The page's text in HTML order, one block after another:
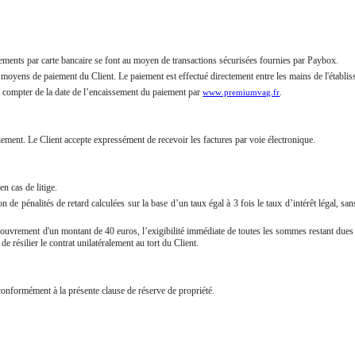
par carte bancaire se font au moyen de transactions sécurisées fournies par Paybox.
de paiement du Client. Le paiement est effectué directement entre les mains de
de la date de l’encaissement du paiement par www.premiumvag.fr
Le Client accepte expressément de recevoir les factures par voie électronique.
cas de litige.
pénalités de retard calculées sur la base d’un taux égal à 3 fois le taux d’intérêt légal,
d'un montant de 40 euros, l’exigibilité immédiate de toutes les sommes restant
résilier le contrat unilatéralement au tort du Client.
à la présente clause de réserve de propriété.